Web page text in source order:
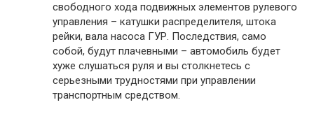
свободного хода подвижных элементов рулевого
управления – катушки распределителя, штока
рейки, вала насоса ГУР. Последствия, само
собой, будут плачевными – автомобиль будет
хуже слушаться руля и вы столкнетесь с
серьезными трудностями при управлении
транспортным средством.